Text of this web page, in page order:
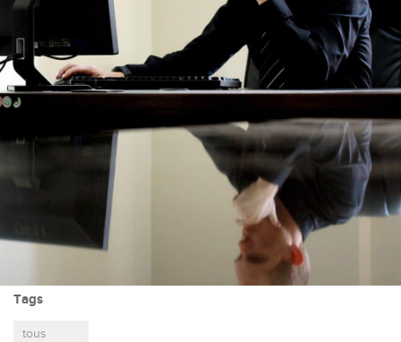
Tags
tous